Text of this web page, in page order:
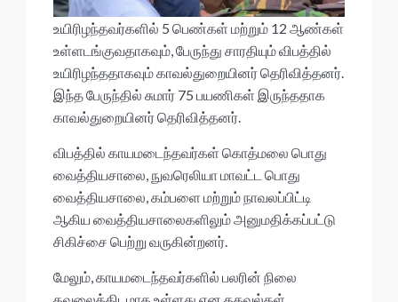
உயிரிழந்தவர்களில் 5 பெண்கள் மற்றும் 12 ஆண்கள்
உள்ளடங்குவதாகவும், பேருந்து சாரதியும் விபத்தில்
உயிரிழந்ததாகவும் காவல்துறையினர் தெரிவித்தனர்.
இந்த பேருந்தில் சுமார் 75 பயணிகள் இருந்ததாக
காவல்துறையினர் தெரிவித்தனர்.
விபத்தில் காயமடைந்தவர்கள் கொத்மலை பொது
வைத்தியசாலை, நுவரெலியா மாவட்ட பொது
வைத்தியசாலை, கம்பளை மற்றும் நாவலப்பிட்டி
ஆகிய வைத்தியசாலைகளிலும் அனுமதிக்கப்பட்டு
சிகிச்சை பெற்று வருகின்றனர்.
மேலும், காயமடைந்தவர்களில் பலரின் நிலை